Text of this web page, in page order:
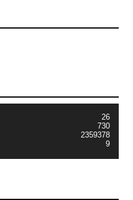
26
730
2359378
9